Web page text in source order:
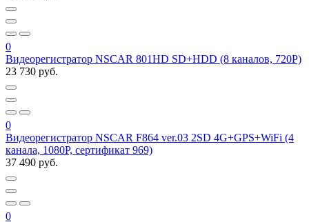
0
Видеорегистратор NSCAR 801HD SD+HDD (8 каналов, 720P)
23 730 руб.
0
Видеорегистратор NSCAR F864 ver.03 2SD 4G+GPS+WiFi (4
канала, 1080Р, сертификат 969)
37 490 руб.
0